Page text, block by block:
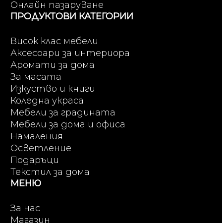
Онлайн пазаруване
ПРОДУКТОВИ КАТЕГОРИИ
Висок клас мебели
Аксесоари за интериора
Аромати за дома
За масата
Изкуство и книги
Коледна украса
Мебели за градината
Мебели за дома и офиса
Намаления
Осветление
Подаръци
Текстил за дома
МЕНЮ
За нас
Магазин